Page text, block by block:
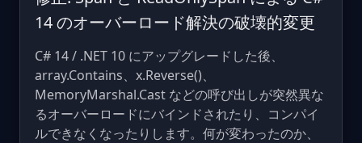
14 のオーバーロード解決の破壊的変更
C# 14 / .NET 10 にアップグレードした後、
array.Contains、x.Reverse()、
MemoryMarshal.Cast などの呼び出しが突然異な
るオーバーロードにバインドされたり、コンパイ
ルできなくなったりします。何が変わったのか、